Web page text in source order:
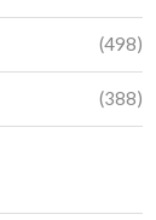
(498)
(388)